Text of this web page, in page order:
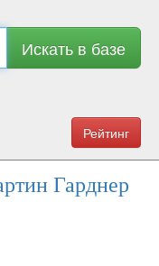
Искать в базе
Рейтинг
Гарднер